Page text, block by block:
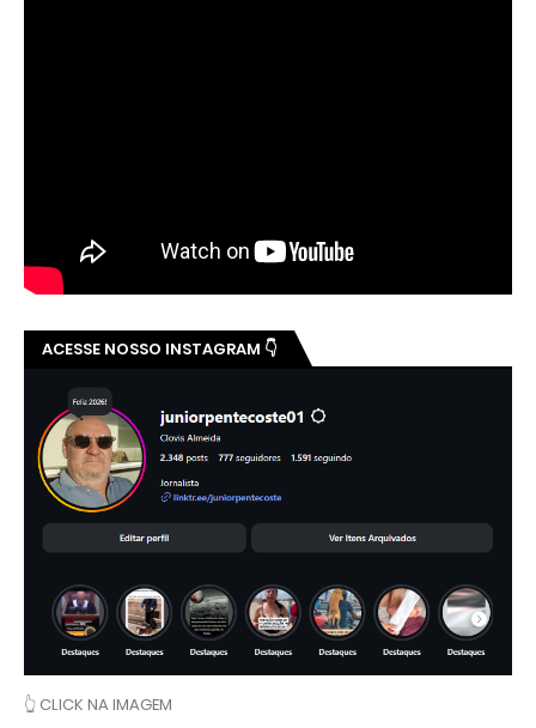
ACESSE NOSSO INSTAGRAM 👇
👆 CLICK NA IMAGEM